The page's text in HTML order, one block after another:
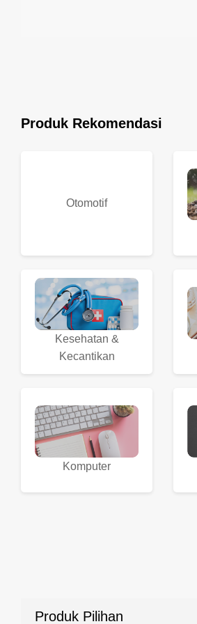
Produk Rekomendasi
Otomotif
Kesehatan &
Kecantikan
Komputer
Produk Pilihan